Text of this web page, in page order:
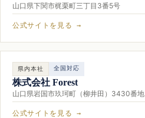
山口県下関市梶栗町三丁目3番5号
公式サイトを見る →
県内本社 全国対応
株式会社 Forest
山口県岩国市玖珂町（柳井田）3430番地
公式サイトを見る →